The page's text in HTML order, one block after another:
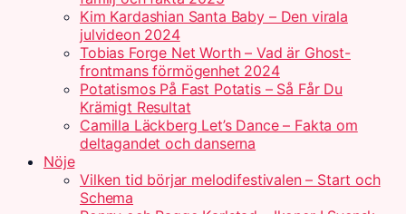
Kim Kardashian Santa Baby – Den virala
julvideon 2024
Tobias Forge Net Worth – Vad är Ghost-
frontmans förmögenhet 2024
Potatismos På Fast Potatis – Så Får Du
Krämigt Resultat
Camilla Läckberg Let’s Dance – Fakta om
deltagandet och danserna
Nöje
Vilken tid börjar melodifestivalen – Start och
Schema